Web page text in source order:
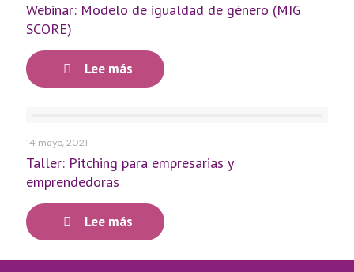
Webinar: Modelo de igualdad de género (MIG
SCORE)
Lee más
14 mayo, 2021
Taller: Pitching para empresarias y
emprendedoras
Lee más